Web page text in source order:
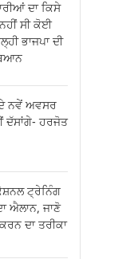
ਦਾ ਕਿਸੇ
ਸੀ ਕੋਈ
ਭਾਜਪਾ ਦੀ
ਨਵੇਂ ਅਵਸਰ
ਦੱਸਾਂਗੇ- ਹਰਜੋਤ
ਟ੍ਰੇਨਿੰਗ
ਐਲਾਨ, ਜਾਣੋ
ਦਾ ਤਰੀਕਾ